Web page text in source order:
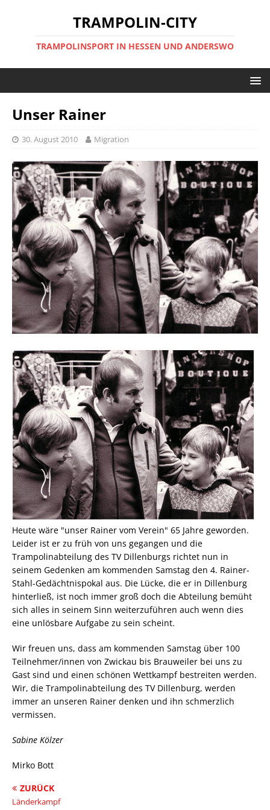
TRAMPOLIN-CITY
TRAMPOLINSPORT IN HESSEN UND ANDERSWO
Unser Rainer
30. August 2010 Migration
Heute wäre "unser Rainer vom Verein" 65 Jahre geworden.
Leider ist er zu früh von uns gegangen und die
Trampolinabteilung des TV Dillenburgs richtet nun in
seinem Gedenken am kommenden Samstag den 4. Rainer-
Stahl-Gedächtnispokal aus. Die Lücke, die er in Dillenburg
hinterließ, ist noch immer groß doch die Abteilung bemüht
sich alles in seinem Sinn weiterzuführen auch wenn dies
eine unlösbare Aufgabe zu sein scheint.
Wir freuen uns, dass am kommenden Samstag über 100
Teilnehmer/innen von Zwickau bis Brauweiler bei uns zu
Gast sind und einen schönen Wettkampf bestreiten werden.
Wir, die Trampolinabteilung des TV Dillenburg, werden
immer an unseren Rainer denken und ihn schmerzlich
vermissen.
Sabine Kölzer
Mirko Bott
ZURÜCK
Länderkampf